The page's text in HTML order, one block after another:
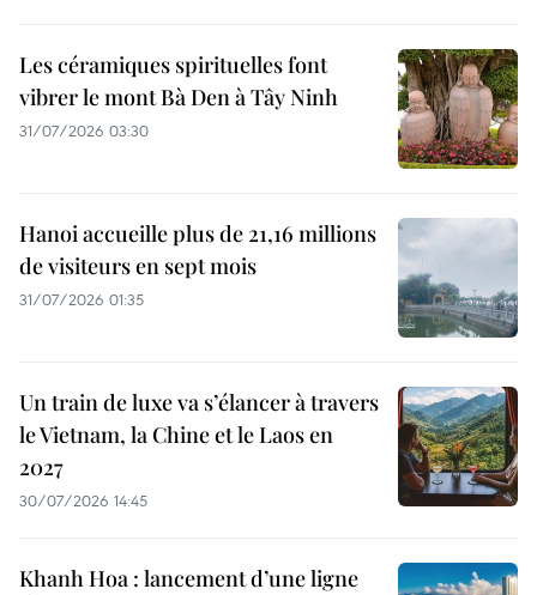
Les céramiques spirituelles font
vibrer le mont Bà Den à Tây Ninh
31/07/2026 03:30
Hanoi accueille plus de 21,16 millions
de visiteurs en sept mois ​
31/07/2026 01:35
Un train de luxe va s’élancer à travers
le Vietnam, la Chine et le Laos en
2027
30/07/2026 14:45
Khanh Hoa : lancement d’une ligne